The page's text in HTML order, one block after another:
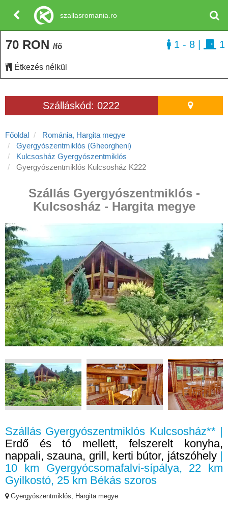
Szálláskód: 0222
Főoldal
Románia, Hargita megye
Gyergyószentmiklós (Gheorgheni)
Kulcsosház Gyergyószentmiklós
Gyergyószentmiklós Kulcsosház K222
Szállás Gyergyószentmiklós -
Kulcsosház - Hargita megye
Szállás Gyergyószentmiklós Kulcsosház** |
Erdő és tó mellett, felszerelt konyha,
nappali, szauna, grill, kerti bútor, játszóhely|
10 km Gyergyócsomafalvi-sípálya, 22 km
Gyilkostó, 25 km Békás szoros
Gyergyószentmiklós, Hargita megye
70 RON /fő
Étkezés nélkül
1 - 8 1
szallasromania.ro